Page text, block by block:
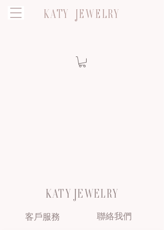
KATY JEWELRY
KATY JEWELRY
客戶服務 聯絡我們